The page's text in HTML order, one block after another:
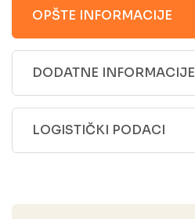
OPŠTE INFORMACIJE
DODATNE INFORMACIJE
LOGISTIČKI PODACI